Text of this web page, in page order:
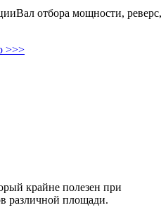
Вал отбора мощности, реверс,
>>>
крайне полезен при
различной площади.